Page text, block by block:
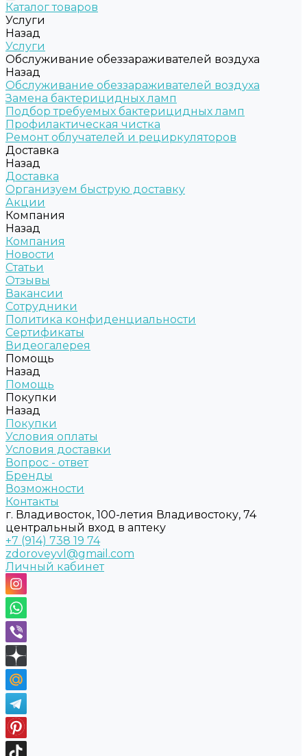
Каталог товаров
Услуги
Назад
Услуги
Обслуживание обеззараживателей воздуха
Назад
Обслуживание обеззараживателей воздуха
Замена бактерицидных ламп
Подбор требуемых бактерицидных ламп
Профилактическая чистка
Ремонт облучателей и рециркуляторов
Доставка
Назад
Доставка
Организуем быструю доставку
Акции
Компания
Назад
Компания
Новости
Статьи
Отзывы
Вакансии
Сотрудники
Политика конфиденциальности
Сертификаты
Видеогалерея
Помощь
Назад
Помощь
Покупки
Назад
Покупки
Условия оплаты
Условия доставки
Вопрос - ответ
Бренды
Возможности
Контакты
г. Владивосток, 100-летия Владивостоку, 74
центральный вход в аптеку
+7 (914) 738 19 74
zdoroveyvl@gmail.com
Личный кабинет